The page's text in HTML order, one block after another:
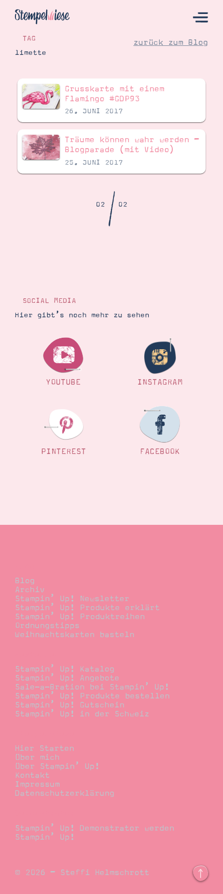
Hier Starten
Katalog
Bestellen
Tipps & Tricks
Ordnungstipps
TAG
limette
zurück zum Blog
Grusskarte mit einem
Flamingo #GDP93
26. JUNI 2017
Träume können wahr werden –
Blogparade (mit Video)
25. JUNI 2017
02/02
SOCIAL MEDIA
Hier gibt’s noch mehr zu sehen
YOUTUBE INSTAGRAM
PINTEREST FACEBOOK
Blog
Archiv
Stampin’ Up! Newsletter
Stampin’ Up! Produkte erklärt
Stampin’ Up! Produktreihen
Ordnungstipps
Weihnachtskarten basteln
Stampin’ Up! Katalog
Stampin’ Up! Angebote
Sale-a-Bration bei Stampin’ Up!
Stampin’ Up! Produkte bestellen
Stampin’ Up! Gutschein
Stampin’ Up! in der Schweiz
Hier Starten
Über mich
Über Stampin’ Up!
Kontakt
Impressum
Datenschutzerklärung
Stampin’ Up! Demonstrator werden
Stampin’ Up!
© 2026 – Steffi Helmschrott